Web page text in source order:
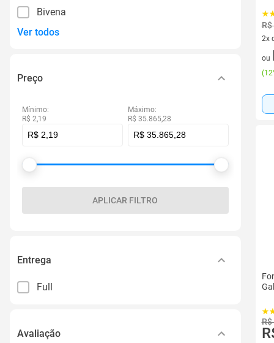
Bivena
Ver todos
Preço
Mínimo:
R$ 2,19
Máximo:
R$ 35.865,28
APLICAR FILTRO
Entrega
Full
Avaliação
R$
2x
2
ou
(
R$